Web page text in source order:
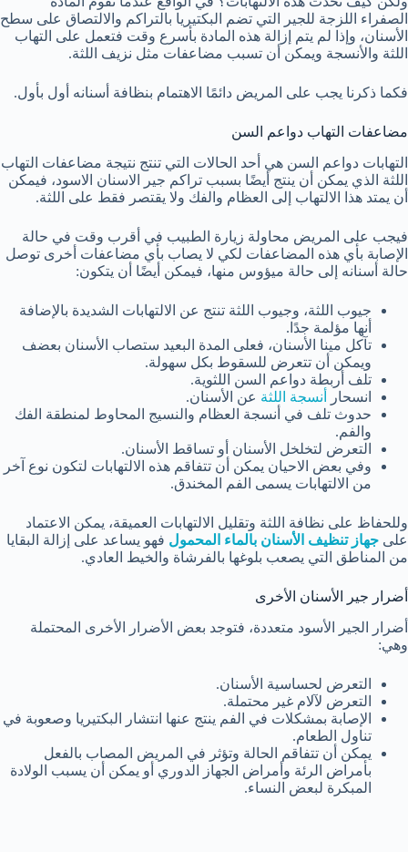
الصفراء اللزجة للجير التي تضم البكتيريا بالتراكم والالتصاق على سطح
الأسنان، وإذا لم يتم إزالة هذه المادة بأسرع وقت فتعمل على التهاب
اللثة والأنسجة ويمكن أن تسبب مضاعفات مثل نزيف اللثة.
فكما ذكرنا يجب على المريض دائمًا الاهتمام بنظافة أسنانه أول بأول.
مضاعفات التهاب دواعم السن
التهابات دواعم السن هي أحد الحالات التي تنتج نتيجة مضاعفات التهاب
اللثة الذي يمكن أن ينتج أيضًا بسبب تراكم جير الاسنان الاسود، فيمكن
أن يمتد هذا الالتهاب إلى العظام والفك ولا يقتصر فقط على اللثة.
فيجب على المريض محاولة زيارة الطبيب في أقرب وقت في حالة
الإصابة بأي هذه المضاعفات لكي لا يصاب بأي مضاعفات أخرى توصل
حالة أسنانه إلى حالة ميؤوس منها، فيمكن أيضًا أن يتكون:
جيوب اللثة، وجيوب اللثة تنتج عن الالتهابات الشديدة بالإضافة
أنها مؤلمة جدًا.
تآكل مينا الأسنان، فعلى المدة البعيد ستصاب الأسنان بعضف
ويمكن أن تتعرض للسقوط بكل سهولة.
تلف أربطة دواعم السن اللثوية.
انسحار
أنسجة اللثة عن الأسنان.
حدوث تلف في أنسجة العظام والنسيج المحاوط لمنطقة الفك
والفم.
التعرض لتخلخل الأسنان أو تساقط الأسنان.
وفي بعض الاحيان يمكن أن تتفاقم هذه الالتهابات لتكون نوع آخر
من الالتهابات يسمى الفم المخندق.
وللحفاظ على نظافة اللثة وتقليل الالتهابات العميقة، يمكن الاعتماد
على جهاز تنظيف الأسنان بالماء المحمول فهو يساعد على إزالة البقايا
من المناطق التي يصعب بلوغها بالفرشاة والخيط العادي.
أضرار جير الأسنان الأخرى
أضرار الجير الأسود متعددة، فتوجد بعض الأضرار الأخرى المحتملة
وهي:
التعرض لحساسية الأسنان.
التعرض لآلام غير محتملة.
الإصابة بمشكلات في الفم ينتج عنها انتشار البكتيريا وصعوبة في
تناول الطعام.
يمكن أن تتفاقم الحالة وتؤثر في المريض المصاب بالفعل
بأمراض الرئة وأمراض الجهاز الدوري أو يمكن أن يسبب الولادة
المبكرة لبعض النساء.